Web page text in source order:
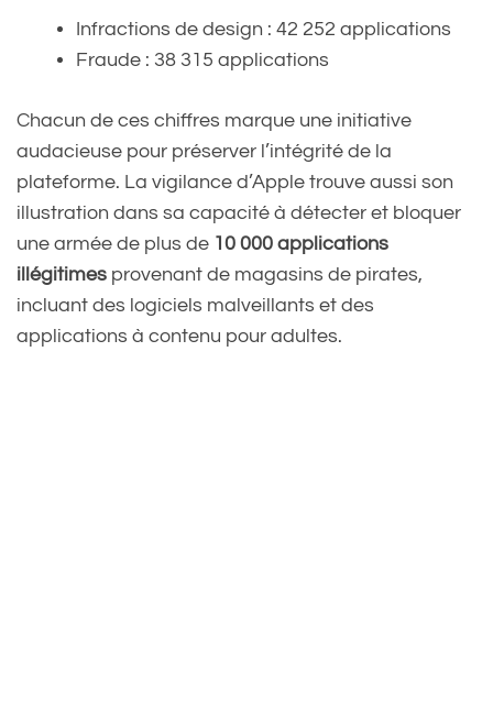
Infractions de design : 42 252 applications
Fraude : 38 315 applications
Chacun de ces chiffres marque une initiative
audacieuse pour préserver l’intégrité de la
plateforme. La vigilance d’Apple trouve aussi son
illustration dans sa capacité à détecter et bloquer
une armée de plus de 10 000 applications
illégitimes provenant de magasins de pirates,
incluant des logiciels malveillants et des
applications à contenu pour adultes.